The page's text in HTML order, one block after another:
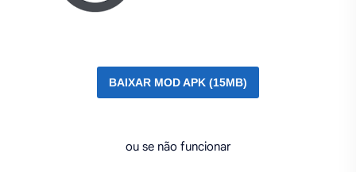
BAIXAR MOD APK (15MB)
ou se não funcionar